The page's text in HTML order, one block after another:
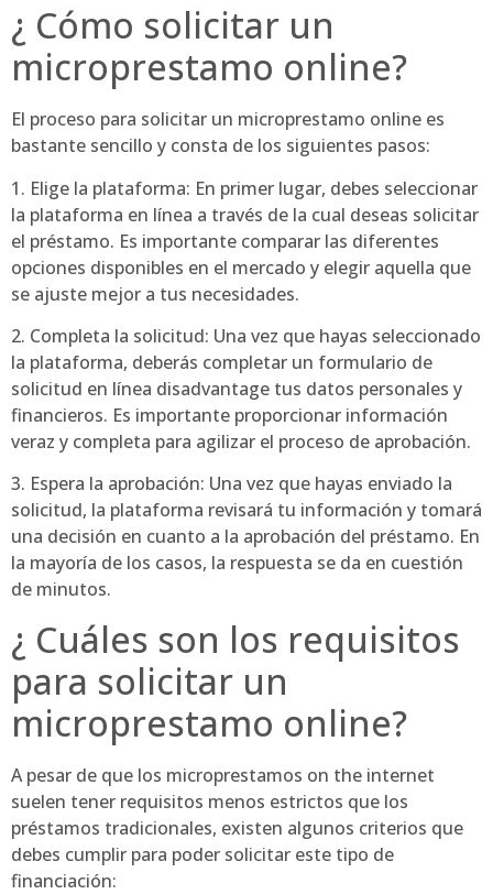
¿ Cómo solicitar un
microprestamo online?
El proceso para solicitar un microprestamo online es
bastante sencillo y consta de los siguientes pasos:
1. Elige la plataforma: En primer lugar, debes seleccionar
la plataforma en línea a través de la cual deseas solicitar
el préstamo. Es importante comparar las diferentes
opciones disponibles en el mercado y elegir aquella que
se ajuste mejor a tus necesidades.
2. Completa la solicitud: Una vez que hayas seleccionado
la plataforma, deberás completar un formulario de
solicitud en línea disadvantage tus datos personales y
financieros. Es importante proporcionar información
veraz y completa para agilizar el proceso de aprobación.
3. Espera la aprobación: Una vez que hayas enviado la
solicitud, la plataforma revisará tu información y tomará
una decisión en cuanto a la aprobación del préstamo. En
la mayoría de los casos, la respuesta se da en cuestión
de minutos.
¿ Cuáles son los requisitos
para solicitar un
microprestamo online?
A pesar de que los microprestamos on the internet
suelen tener requisitos menos estrictos que los
préstamos tradicionales, existen algunos criterios que
debes cumplir para poder solicitar este tipo de
financiación: